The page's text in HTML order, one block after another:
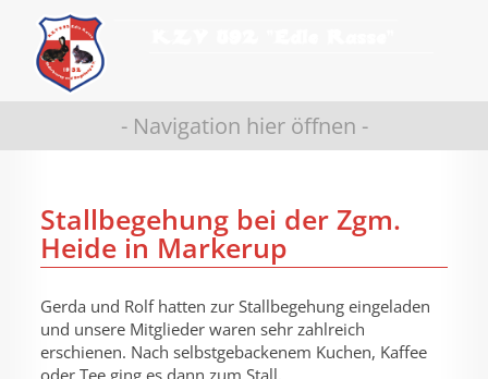
- Navigation hier öffnen -
Stallbegehung bei der Zgm.
Heide in Markerup
Gerda und Rolf hatten zur Stallbegehung eingeladen
und unsere Mitglieder waren sehr zahlreich
erschienen. Nach selbstgebackenem Kuchen, Kaffee
oder Tee ging es dann zum Stall.